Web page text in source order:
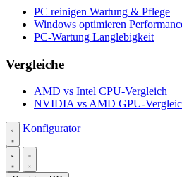
PC reinigen Wartung & Pflege
Windows optimieren
PC-Wartung Langlebigkeit
Vergleiche
AMD vs Intel CPU-Vergleich
NVIDIA vs AMD GPU-
Konfigurator